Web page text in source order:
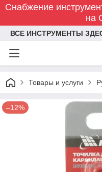
Снабжение
на
ВСЕ ИНСТРУМЕНТЫ
Товары и услуги
–12%